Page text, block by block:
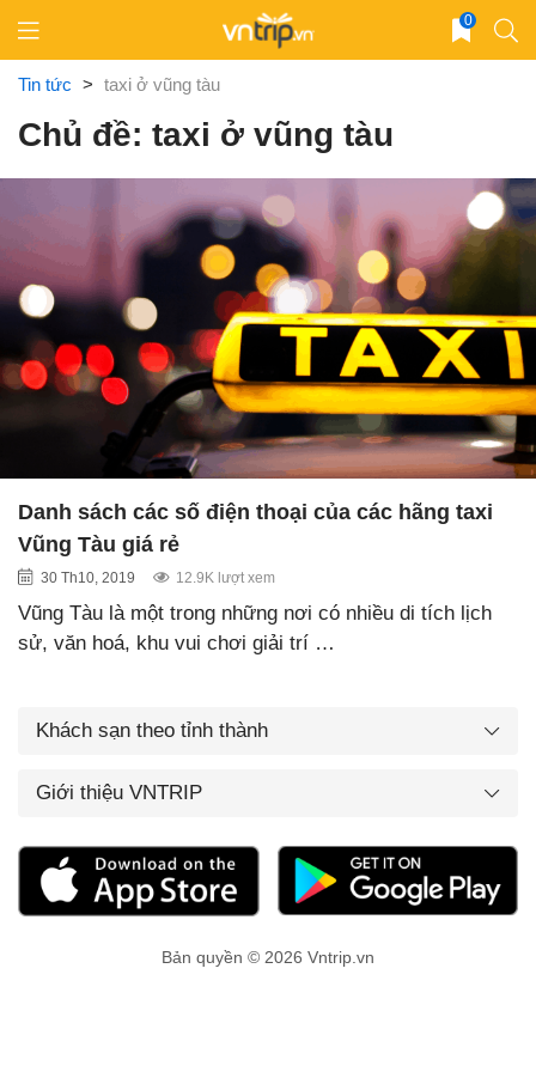
content
0
Tin tức > taxi ở vũng tàu
Chủ đề: taxi ở vũng tàu
Danh sách các số điện thoại của các hãng taxi
Vũng Tàu giá rẻ
30 Th10, 2019 12.9K lượt xem
Vũng Tàu là một trong những nơi có nhiều di tích lịch
sử, văn hoá, khu vui chơi giải trí …
Khách sạn theo tỉnh thành
Giới thiệu VNTRIP
Bản quyền © 2026 Vntrip.vn